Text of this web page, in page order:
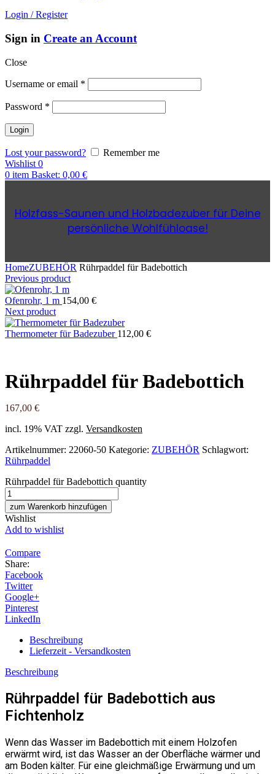
Login / Register
Sign in Create an Account
Close
Username or email *
Password *
Lost your password?
Remember me
Wishlist 0
0 item Basket: 0,00 €
Holzfass-Saunen und Holzbadezuber für Deine
persönliche Wohlfühloase!
HomeZUBEHÖR Rührpaddel für Badebottich
Previous product
Ofenrohr, 1 m 154,00 €
Next product
Thermometer für Badezuber 112,00 €
Rührpaddel für Badebottich
167,00 €
incl. 19% VAT zzgl. Versandkosten
Artikelnummer: 22060-50 Kategorie: ZUBEHÖR Schlagwort:
Rührpaddel
Rührpaddel für Badebottich quantity
zum Warenkorb hinzufügen
Wishlist
Add to wishlist
Compare
Share:
Facebook
Twitter
Google+
Pinterest
LinkedIn
Beschreibung
Lieferzeit - Versandkosten
Beschreibung
Rührpaddel für Badebottich aus
Fichtenholz
Wenn das Wasser im Badebottich mit einem Holzofen
erwärmt wird, ist das Wasser an der Oberfläche wärmer und
am Boden kälter. Für eine gleichmäßige Erwärmung und um